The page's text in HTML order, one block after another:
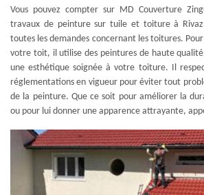
Vous pouvez compter sur MD Couverture
travaux de peinture sur tuile et toiture à
toutes les demandes concernant les toitures.
votre toit, il utilise des peintures de haute
une esthétique soignée à votre toiture. Il
réglementations en vigueur pour éviter tout
de la peinture. Que ce soit pour améliorer la
ou pour lui donner une apparence attrayante,